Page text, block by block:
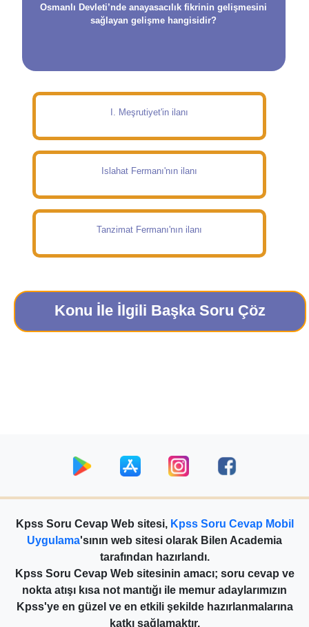
Osmanlı Devleti’nde anayasacılık fikrinin gelişmesini
sağlayan gelişme hangisidir?
I. Meşrutiyet'in ilanı
Islahat Fermanı'nın ilanı
Tanzimat Fermanı'nın ilanı
Konu İle İlgili Başka Soru Çöz
Kpss Soru Cevap Web sitesi, Kpss Soru Cevap Mobil
Uygulama'sının web sitesi olarak Bilen Academia
tarafından hazırlandı.
Kpss Soru Cevap Web sitesinin amacı; soru cevap ve
nokta atışı kısa not mantığı ile memur adaylarımızın
Kpss'ye en güzel ve en etkili şekilde hazırlanmalarına
katkı sağlamaktır.